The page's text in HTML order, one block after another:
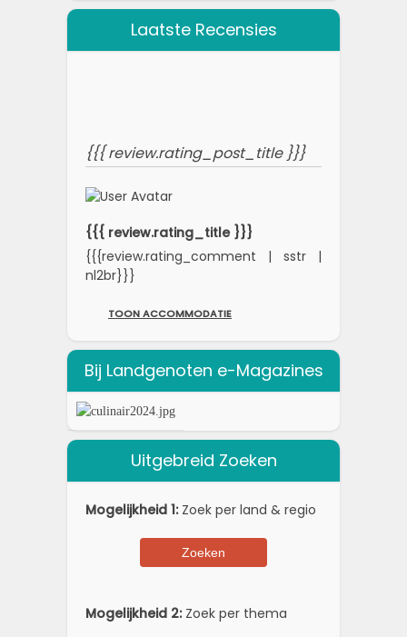
Laatste Recensies
{{{ review.rating_post_title }}}
{{{ review.rating_title }}}
{{{review.rating_comment | sstr |
nl2br}}}
TOON ACCOMMODATIE
Bij Landgenoten e-Magazines
Uitgebreid Zoeken
Mogelijkheid 1:Zoek per land & regio
Mogelijkheid 2:Zoek per thema